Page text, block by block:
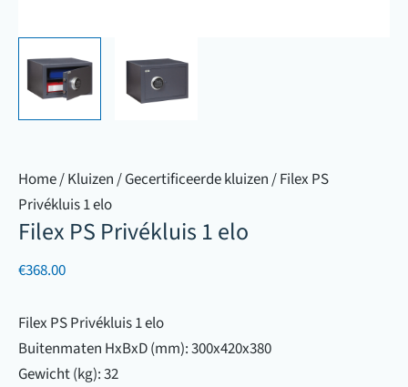
Home/Kluizen/Gecertificeerde kluizen/ Filex PS
Privékluis 1 elo
Filex PS Privékluis 1 elo
€368.00
Filex PS Privékluis 1 elo
Buitenmaten HxBxD (mm): 300x420x380
Gewicht (kg): 32